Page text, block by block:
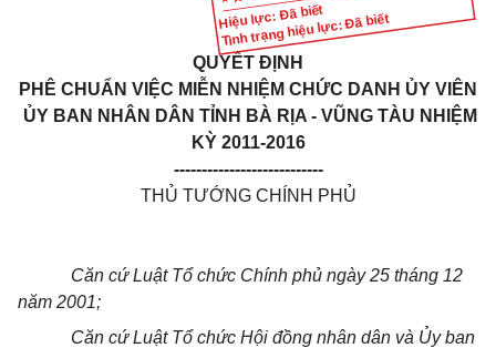
Hiệu lực: Đã biết
Tình trạng hiệu lực: Đã biết
QUYẾT ĐỊNH
PHÊ CHUẨN VIỆC MIỄN NHIỆM CHỨC DANH ỦY VIÊN
ỦY BAN NHÂN DÂN TỈNH BÀ RỊA - VŨNG TÀU NHIỆM
KỲ 2011-2016
---------------------------
THỦ TƯỚNG CHÍNH PHỦ
Căn cứ Luật Tổ chức Chính phủ ngày 25 tháng 12
năm 2001;
Căn cứ Luật Tổ chức Hội đồng nhân dân và Ủy ban